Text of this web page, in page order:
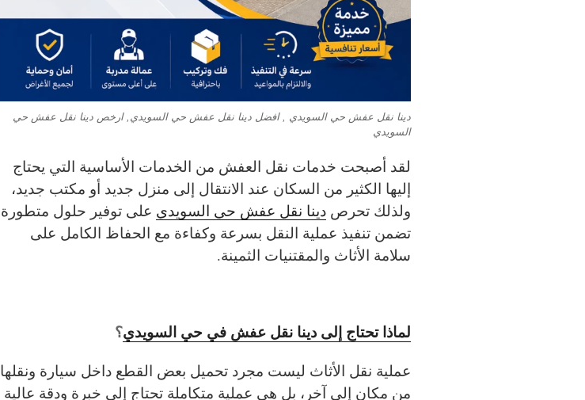
دينا نقل عفش حي السويدي , افضل دينا نقل عفش حي السويدي, ارخص دينا نقل عفش حي
السويدي
لقد أصبحت خدمات نقل العفش من الخدمات الأساسية التي يحتاج
إليها الكثير من السكان عند الانتقال إلى منزل جديد أو مكتب جديد،
ولذلك تحرص دينا نقل عفش حي السويدي على توفير حلول متطورة
تضمن تنفيذ عملية النقل بسرعة وكفاءة مع الحفاظ الكامل على
سلامة الأثاث والمقتنيات الثمينة.
لماذا تحتاج إلى دينا نقل عفش في حي السويدي؟
عملية نقل الأثاث ليست مجرد تحميل بعض القطع داخل سيارة ونقلها
من مكان إلى آخر، بل هي عملية متكاملة تحتاج إلى خبرة ودقة عالية